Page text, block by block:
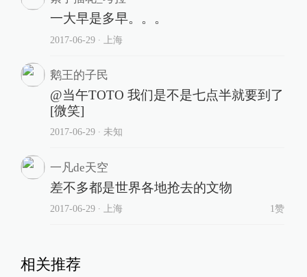
一大早是多早。。。
2017-06-29∙ 上海
鹅王的子民
@当午TOTO 我们是不是七点半就要到了
[微笑]
2017-06-29∙ 未知
一凡de天空
差不多都是世界各地抢去的文物
2017-06-29∙ 上海 1赞
相关推荐